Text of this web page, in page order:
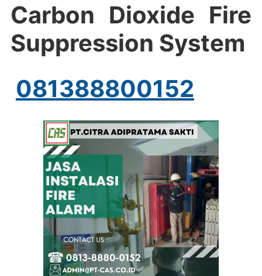
Carbon Dioxide Fire
Suppression System
081388800152